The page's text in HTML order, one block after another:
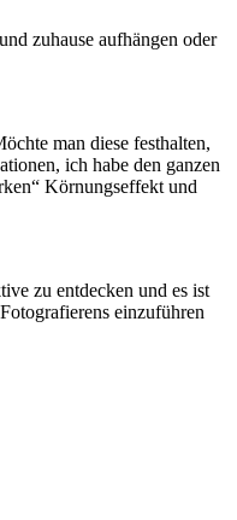
zuhause aufhängen oder
man diese festhalten,
ich habe den ganzen
Körnungseffekt und
zu entdecken und es ist
einzuführen